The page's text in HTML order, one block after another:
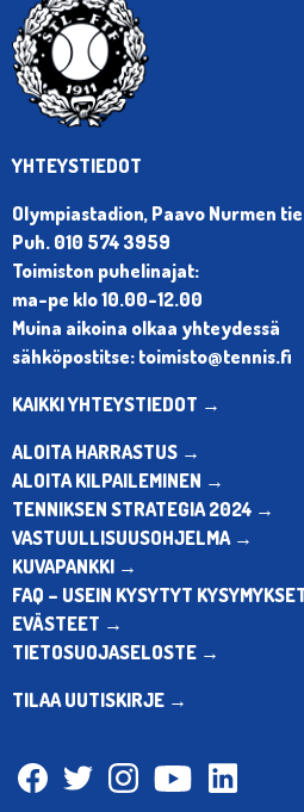
YHTEYSTIEDOT
Olympiastadion, Paavo Nurmen
Puh. 010 574 3959
Toimiston puhelinajat:
ma-pe klo 10.00-12.00
Muina aikoina olkaa yhteydessä
sähköpostitse: toimisto@tennis.fi
KAIKKI YHTEYSTIEDOT →
ALOITA HARRASTUS →
ALOITA KILPAILEMINEN →
TENNIKSEN STRATEGIA 2024 →
VASTUULLISUUSOHJELMA →
KUVAPANKKI →
FAQ – USEIN KYSYTYT
EVÄSTEET →
TIETOSUOJASELOSTE →
TILAA UUTISKIRJE →